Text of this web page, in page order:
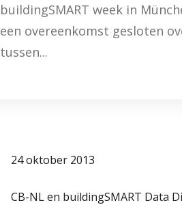
buildingSMART week in
een overeenkomst gesloten
tussen...
24 oktober 2013
CB-NL en buildingSMART Data